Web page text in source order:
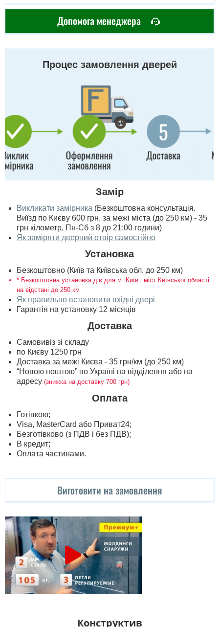
Допомога менеджера
Процес замовлення дверей
Замір
Викликати замірника (Безкоштовна консультація.
Виїзд по Києву 600 грн, за межі міста (до 250 км) - 35
грн кілометр, Пн-Сб з 8 до 21:00 години)
Як заміряти дверний отвір самостійно
Установка
Безкоштовно (Київ та Київська обл. до 250 км)
* Безкоштовна установка діє для м. Київ і міст Київської області
на відстані до 250 км
Як правильно встановити вхідні двері
Гарантія на установку 12 місяців
Доставка
Самовивіз зі складу
по Києву 1250 грн
Доставка за межі Києва - 35 грн/км (до 250 км)
“Новою поштою” по Україні на відділення або на
адресу (знижка на доставку 700 грн)
Оплата
Готівкою;
Visa, MasterСard або Приват24;
Безготівково (з ПДВ і без ПДВ);
В кредит;
Оплата частинами.
Виготовити на замовлення
Конструктив